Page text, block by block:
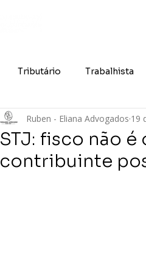
Tributário Trabalhista
STJ: fisco não
contribuinte
Ruben - Eliana Advogados 19